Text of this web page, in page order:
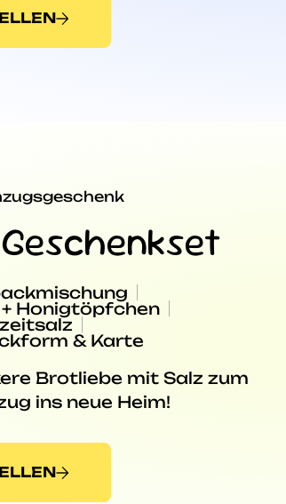
Honigtöpfchen
& Karte
Brotliebe mit Salz zum
ins neue Heim!